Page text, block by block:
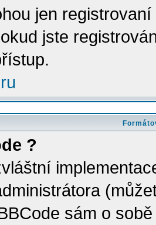
jen
jste
?
sám o